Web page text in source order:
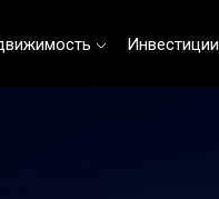
Инвестиции